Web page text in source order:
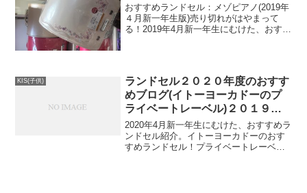
おすすめランドセル：メゾピアノ(2019年
４月新一年生版)売り切れがはやまって
る！2019年4月新一年生にむけた、おすす
KIS(子供)
ランドセル２０２０年度のおすす
めブログ(イトーヨーカドーのプ
ライベートレーベル)２０１９年
から準備開始！
2020年4月新一年生にむけた、おすすめラ
ンドセル紹介。イトーヨーカドーのおす
すめランドセル！プライベートレーベル